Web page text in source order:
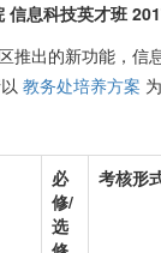
信息科技英才班
推出的新功能，信
教务处培养方案
必
修/
选
考核形